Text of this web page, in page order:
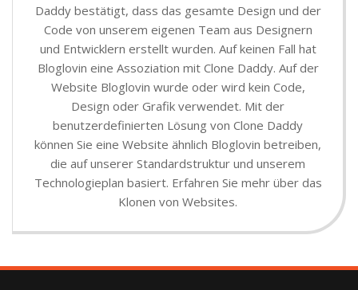
Daddy bestätigt, dass das gesamte Design und der
Code von unserem eigenen Team aus Designern
und Entwicklern erstellt wurden. Auf keinen Fall hat
Bloglovin eine Assoziation mit Clone Daddy. Auf der
Website Bloglovin wurde oder wird kein Code,
Design oder Grafik verwendet. Mit der
benutzerdefinierten Lösung von Clone Daddy
können Sie eine Website ähnlich Bloglovin betreiben,
die auf unserer Standardstruktur und unserem
Technologieplan basiert. Erfahren Sie mehr über das
Klonen von Websites.